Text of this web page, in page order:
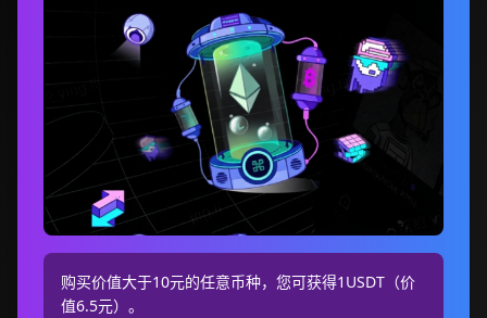
购买价值大于10元的任意币种，您可获得1USDT（价
值6.5元）。